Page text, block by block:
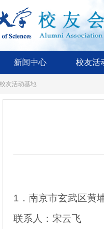
新闻中心 校友活
友活动基地
1．南京市玄武区黄
联系人：宋云飞